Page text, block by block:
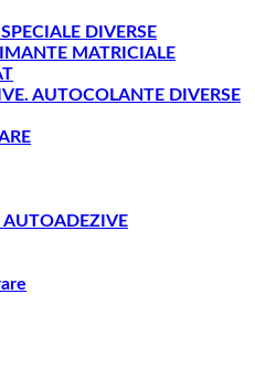
DIVERSE
MATRICIALE
AUTOCOLANTE DIVERSE
AUTOADEZIVE